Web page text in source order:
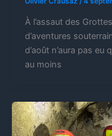
À l’assaut des
d’aventures
d’août n’aura pas
au moins